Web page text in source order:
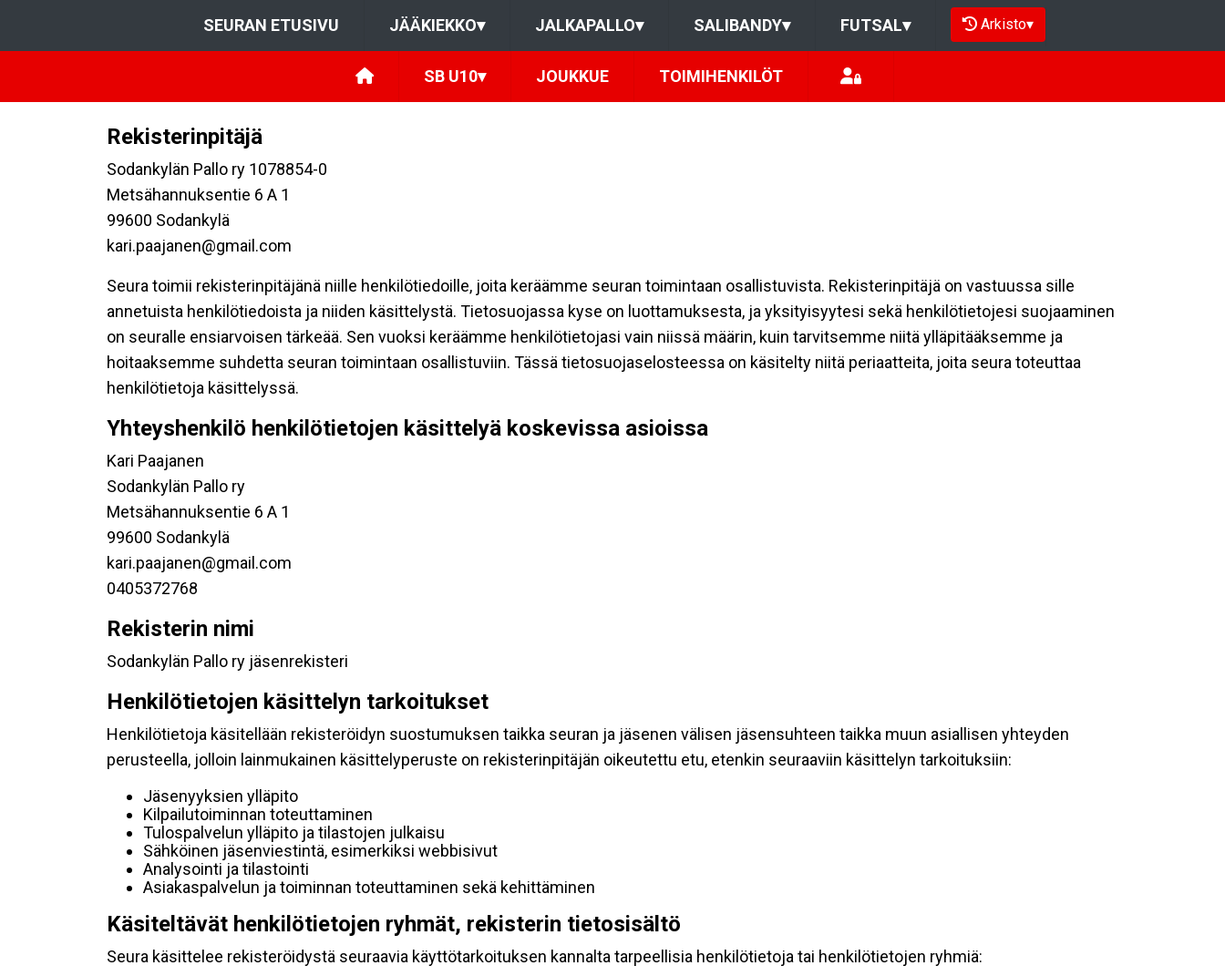
SEURAN ETUSIVU JÄÄKIEKKO▾ JALKAPALLO▾ SALIBANDY▾ FUTSAL▾ Arkisto▾
SB U10▾ JOUKKUE TOIMIHENKILÖT
Rekisterinpitäjä
Sodankylän Pallo ry 1078854-0
Metsähannuksentie 6 A 1
99600 Sodankylä
kari.paajanen@gmail.com
Seura toimii rekisterinpitäjänä niille henkilötiedoille, joita keräämme seuran toimintaan osallistuvista. Rekisterinpitäjä on vastuussa sille
annetuista henkilötiedoista ja niiden käsittelystä. Tietosuojassa kyse on luottamuksesta, ja yksityisyytesi sekä henkilötietojesi suojaaminen
on seuralle ensiarvoisen tärkeää. Sen vuoksi keräämme henkilötietojasi vain niissä määrin, kuin tarvitsemme niitä ylläpitääksemme ja
hoitaaksemme suhdetta seuran toimintaan osallistuviin. Tässä tietosuojaselosteessa on käsitelty niitä periaatteita, joita seura toteuttaa
henkilötietoja käsittelyssä.
Yhteyshenkilö henkilötietojen käsittelyä koskevissa asioissa
Kari Paajanen
Sodankylän Pallo ry
Metsähannuksentie 6 A 1
99600 Sodankylä
kari.paajanen@gmail.com
0405372768
Rekisterin nimi
Sodankylän Pallo ry jäsenrekisteri
Henkilötietojen käsittelyn tarkoitukset
Henkilötietoja käsitellään rekisteröidyn suostumuksen taikka seuran ja jäsenen välisen jäsensuhteen taikka muun asiallisen yhteyden
perusteella, jolloin lainmukainen käsittelyperuste on rekisterinpitäjän oikeutettu etu, etenkin seuraaviin käsittelyn tarkoituksiin:
Jäsenyyksien ylläpito
Kilpailutoiminnan toteuttaminen
Tulospalvelun ylläpito ja tilastojen julkaisu
Sähköinen jäsenviestintä, esimerkiksi webbisivut
Analysointi ja tilastointi
Asiakaspalvelun ja toiminnan toteuttaminen sekä kehittäminen
Käsiteltävät henkilötietojen ryhmät, rekisterin tietosisältö
Seura käsittelee rekisteröidystä seuraavia käyttötarkoituksen kannalta tarpeellisia henkilötietoja tai henkilötietojen ryhmiä: